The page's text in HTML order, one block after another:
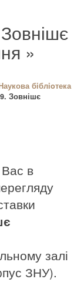
»
бiблioтека
Зовнішє
в
залі
ЗНУ).